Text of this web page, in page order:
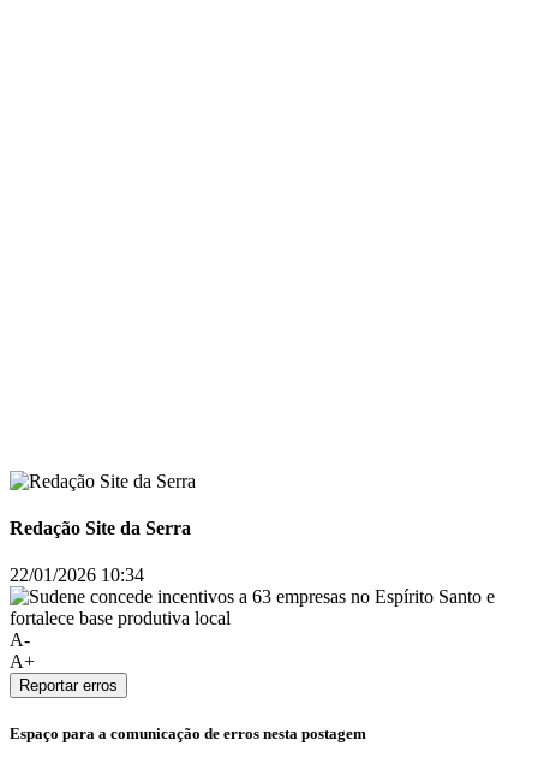
Redação Site da Serra
22/01/2026 10:34
A-
A+
Reportar erros
Espaço para a comunicação de erros nesta postagem